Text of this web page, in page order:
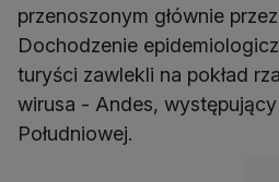
przenoszonym głównie
Dochodzenie
turyści zawlekli na pokład
wirusa - Andes,
Południowej.